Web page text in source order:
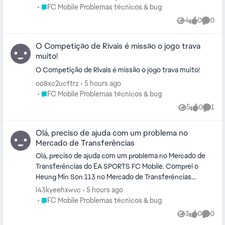
Place FC Mobile Problemas técnicos & bug
FC Mobile Problemas técnicos & bug
4
Views 0
likes 0
O Competição de Rivais é missão o jogo trava
muito!
O Competição de Rivais é missão o jogo trava muito!
oo8xc2ucftrz
5 hours ago
Place FC Mobile Problemas técnicos & bug
FC Mobile Problemas técnicos & bug
5
Views 0
likes 1
Olá, preciso de ajuda com um problema no
Mercado de Transferências
Olá, preciso de ajuda com um problema no Mercado de
Transferências do EA SPORTS FC Mobile. Comprei o
Heung Min Son 113 no Mercado de Transferências
quando ele estava negociável. Depois, apenas aumentei
a classificação dele (rank-up), deixando-o com GER 117.
Depois de fazer o rank-up, percebi que o jogador ficou
inegociável. Ao tentar colocá-lo à venda, aparece a
l43kyeehxwvc
5 hours ago
Place FC Mobile Problemas técnicos & bug
FC Mobile Problemas técnicos & bug
3
Views 0
likes 0